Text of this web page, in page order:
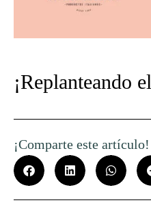
¡Replanteando
¡Comparte este artículo!